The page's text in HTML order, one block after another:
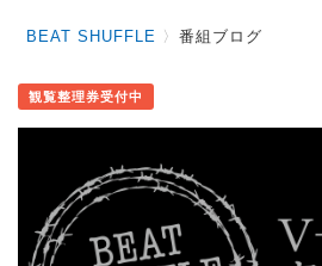
BEAT SHUFFLE 〉番組ブログ
観覧整理券受付中